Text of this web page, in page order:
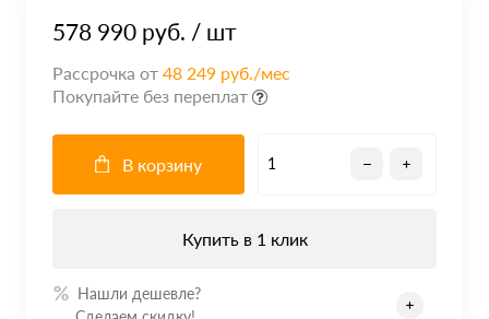
578 990 руб. / шт
Рассрочка от 48 249 руб./мес
Покупайте без переплат
В корзину
Купить в 1 клик
Нашли дешевле?